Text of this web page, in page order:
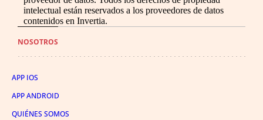
intelectual están reservados a los proveedores de datos
contenidos en Invertia.
NOSOTROS
APP IOS
APP ANDROID
QUIÉNES SOMOS